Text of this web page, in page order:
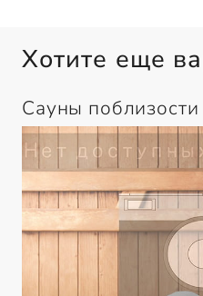
Хотите еще
Сауны поблизости